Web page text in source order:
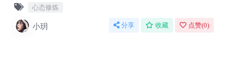
心态修炼
小玥 分享 收藏 点赞(0)